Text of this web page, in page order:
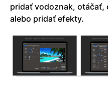
pridať vodoznak,
alebo pridať efekty.